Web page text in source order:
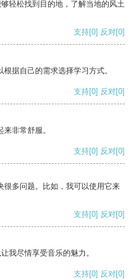
轻松找到目的地，了解当地的风土
支持[0] 反对[0]
据自己的需求选择学习方式。
支持[0] 反对[0]
非常舒服。
支持[0] 反对[0]
很多问题。比如，我可以使用它来
支持[0] 反对[0]
我尽情享受音乐的魅力。
支持[0] 反对[0]